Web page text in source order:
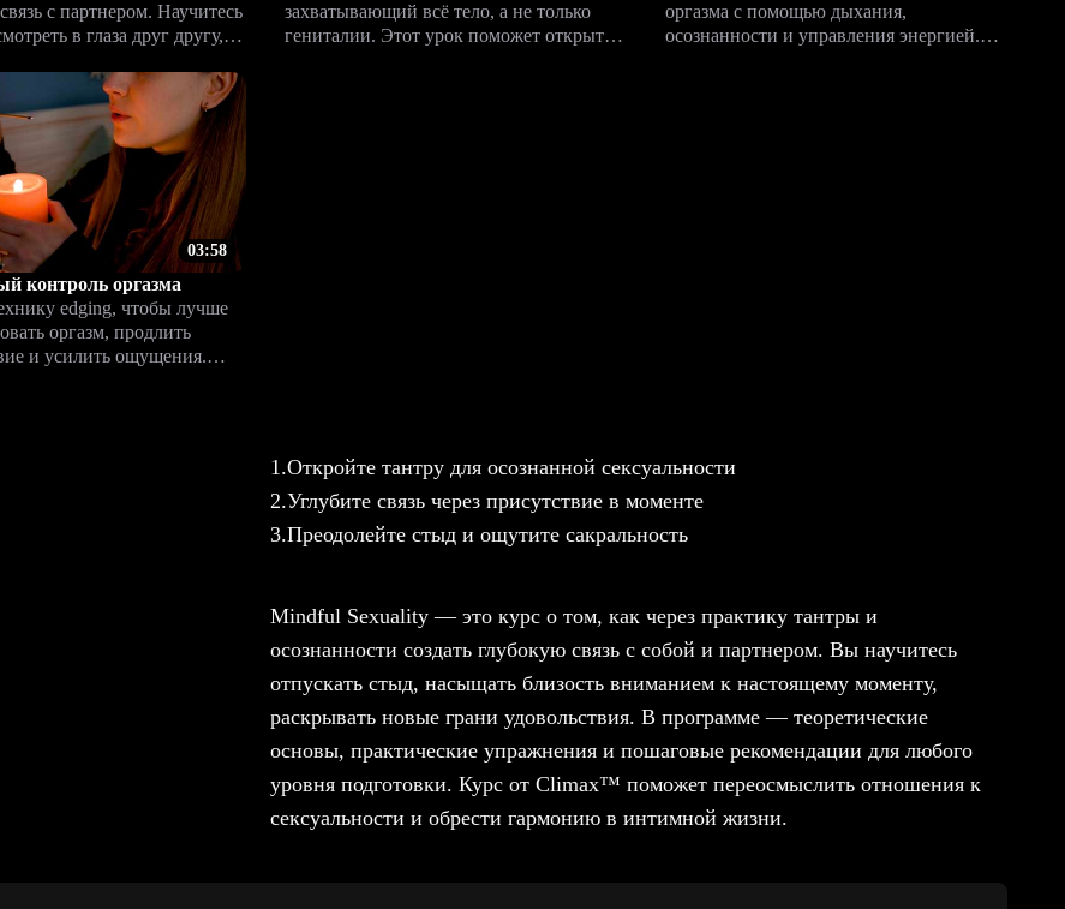
с партнером. Научитесь
в глаза друг другу,
захватывающий всё тело, а не только
гениталии. Этот урок поможет открыть
оргазма с помощью дыхания,
осознанности и управления энергией.
03:58
контроль оргазма
edging, чтобы лучше
оргазм, продлить
и усилить ощущения.
1.Откройте тантру для осознанной сексуальности
2.Углубите связь через присутствие в моменте
3.Преодолейте стыд и ощутите сакральность
Mindful Sexuality — это курс о том, как через практику тантры и
осознанности создать глубокую связь с собой и партнером. Вы научитесь
отпускать стыд, насыщать близость вниманием к настоящему моменту,
раскрывать новые грани удовольствия. В программе — теоретические
основы, практические упражнения и пошаговые рекомендации для любого
уровня подготовки. Курс от Climax™ поможет переосмыслить отношения к
сексуальности и обрести гармонию в интимной жизни.